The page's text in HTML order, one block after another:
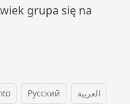
grupa się na
Русский
العربية